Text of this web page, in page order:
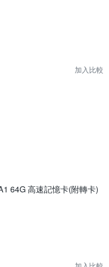
加入比較
64G 高速記憶卡(附轉卡)